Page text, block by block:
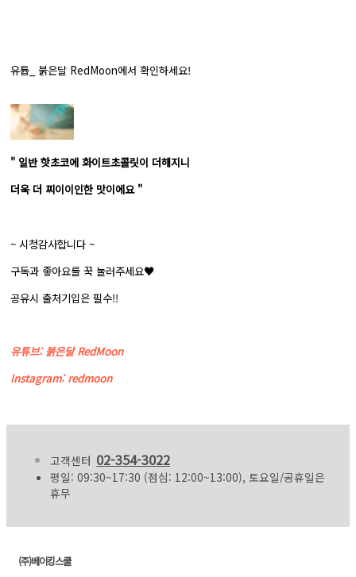
유튭_ 붉은달 RedMoon에서 확인하세요!
" 일반 핫초코에 화이트초콜릿이 더해지니
더욱 더 찌이이인한 맛이에요 "
~ 시청감사합니다 ~
구독과 좋아요를 꾹 눌러주세요♥
공유시 출처기입은 필수!!
유튜브: 붉은달 RedMoon
Instagram: redmoon
고객센터 02-354-3022
평일: 09:30~17:30 (점심: 12:00~13:00), 토요일/공휴일은
휴무
(주)베이킹스쿨